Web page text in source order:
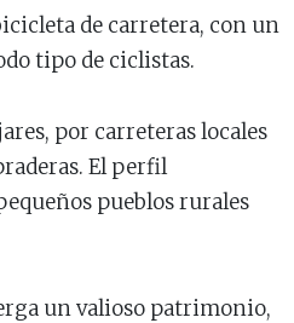
de carretera, con un
tipo de ciclistas.
por carreteras locales
El perfil
pueblos rurales
un valioso patrimonio,